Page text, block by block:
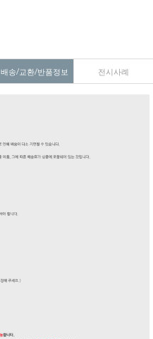
배송/교환/반품정보 전시사례